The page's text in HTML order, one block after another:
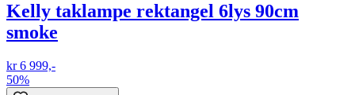
Kelly taklampe rektangel 6lys 90cm
smoke
kr 6 999,-
50%